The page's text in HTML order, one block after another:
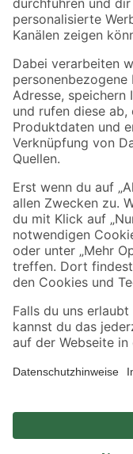
Folge uns
Zahlungsarten
Sicher einkaufen
Jetzt die toom-App
Alle Preisangaben in EUR inkl.
Umständen nicht in allen
Produkte nur solange der Vorrat
*Paketversand ab 59 €
Nutzungsbedingungen